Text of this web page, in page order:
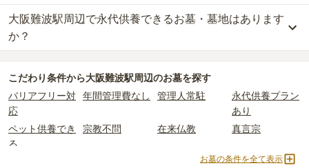
さ・素材によって変わります。
樹木葬・納骨堂・永代供養墓は、基本的に墓石代がかからず、永代
なお、お墓によっては以下の費用が別途かかる場合があります。
・開眼法要の費用：お墓を新しく建てた際に行う儀式のための費
用。僧侶に渡すお布施がかかります。
・納骨式の費用
：お墓に遺骨を納める儀式のための費用。僧侶に渡
すお布施、会食などの費用がかかります。
：お墓の管理費。契約後、毎年発生するケースがあり
する「合祀墓（ごうしぼ）」と呼ばれるタイプです。個別のお墓に
比べて省スペースで管理の手間がかからないため、費用が安く設定
されています。
価格の目安は、1名あたり5万円〜30万円程度です。
大阪難波駅周辺 で安価なお墓を探したい場合は、
び替えてお墓を探すのがおすすめです。
一方で、大阪府内には、県または市区町村が運営する公営の霊園が
102件あります。
公営霊園は民営の霊園と異なり、契約にあたって応募資格が設けら
主な条件として、遺骨がすでにある、該当の市区町村に一定年数以
上住んでいるなどが挙げられます。
条件を満たさない場合は、申し込み自体ができないことも多いた
め、事前の確認が重要です。
契約条件の詳細は、各霊園のページをご確認いただくか、資料請求
大阪難波駅周辺には、3件の樹木葬があります。
詳しくは、
大阪難波駅周辺で永代供養できるお墓・墓地はあります
か？
詳しくは、大阪難波駅周辺の永代供養の一覧をご覧ください。
こだわり条件から大阪難波駅周辺のお墓を探す
バリアフリー対
応
年間管理費なし 管理人常駐
永代供養プラン
あり
ペット供養でき
る
宗教不問 在来仏教 真言宗
納骨堂
お墓の条件を全て表示